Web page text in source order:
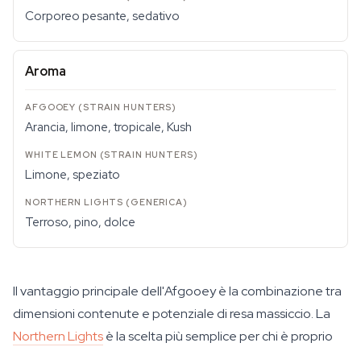
Corporeo pesante, sedativo
Aroma
Arancia, limone, tropicale, Kush
Limone, speziato
Terroso, pino, dolce
Il vantaggio principale dell'Afgooey è la combinazione tra
dimensioni contenute e potenziale di resa massiccio. La
Northern Lightsè la scelta più semplice per chi è proprio